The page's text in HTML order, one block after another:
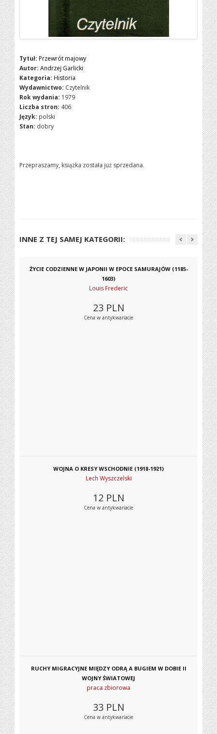
Tytuł: Przewrót majowy
Autor: Andrzej Garlicki
Kategoria: Historia
Wydawnictwo: Czytelnik
Rok wydania: 1979
Liczba stron: 406
Język: polski
Stan: dobry
Przepraszamy, książka została już sprzedana.
INNE Z TEJ SAMEJ KATEGORII:
ŻYCIE CODZIENNE W JAPONII W EPOCE SAMURAJÓW (1185-
1603)
Louis Frederic
23 PLN
Cena w antykwariacie
WOJNA O KRESY WSCHODNIE (1918-1921)
Lech Wyszczelski
12 PLN
Cena w antykwariacie
RUCHY MIGRACYJNE MIĘDZY ODRĄ A BUGIEM W DOBIE II
WOJNY ŚWIATOWEJ
praca zbiorowa
33 PLN
Cena w antykwariacie